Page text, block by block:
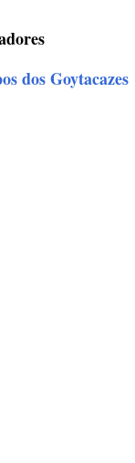
dos Goytacazes